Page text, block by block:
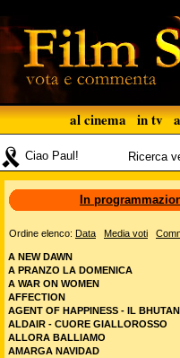
al cinema in tv
Ciao Paul! Ricerca
In
Ordine elenco: Data Media voti
A NEW DAWN
A PRANZO LA DOMENICA
A WAR ON WOMEN
AFFECTION
AGENT OF HAPPINESS - IL
ALDAIR - CUORE GIALLOROSSO
ALLORA BALLIAMO
AMARGA NAVIDAD